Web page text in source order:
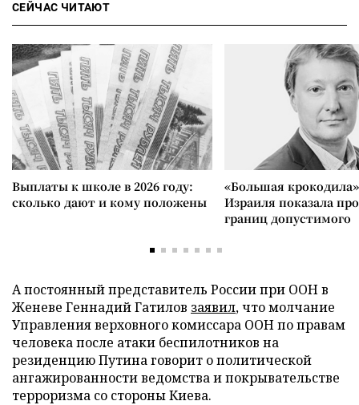
СЕЙЧАС ЧИТАЮТ
Выплаты к школе в 2026 году:
сколько дают и кому положены
«Большая
Израиля показала
границ допустимого
А постоянный представитель России при ООН в
Женеве Геннадий Гатилов заявил, что молчание
Управления верховного комиссара ООН по правам
человека после атаки беспилотников на
резиденцию Путина говорит о политической
ангажированности ведомства и покрывательстве
терроризма со стороны Киева.